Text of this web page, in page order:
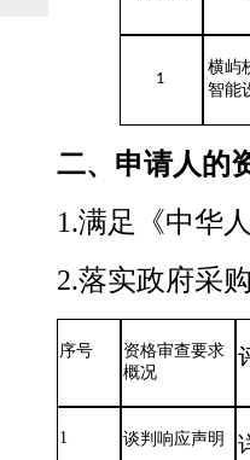
1
横屿
智能
二、申请人的
1.满足《中华
2.落实政府采
序号
资格审查要求
概况
1 谈判响应声明